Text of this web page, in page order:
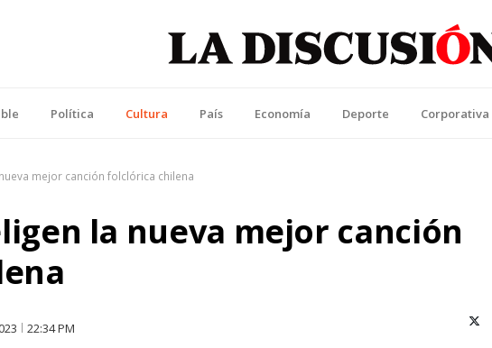
Política Cultura País Economía Deporte Corporativa
mejor canción folclórica chilena
la nueva mejor canción
22:34 PM X